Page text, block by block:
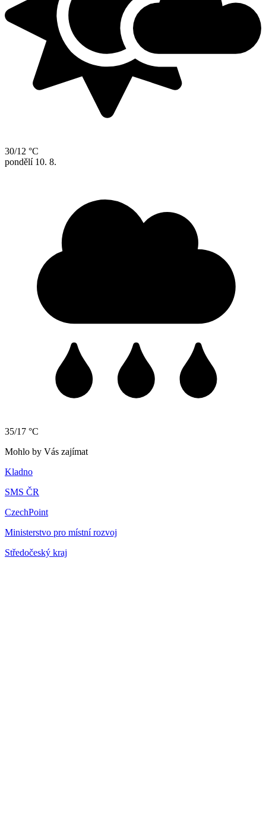
30/12 °C
pondělí 10. 8.
35/17 °C
Mohlo by Vás zajímat
Kladno
SMS ČR
CzechPoint
Ministerstvo pro místní rozvoj
Středočeský kraj